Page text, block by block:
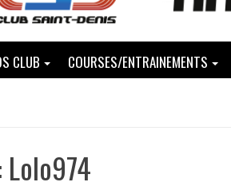
CLUB COURSES/ENTRAINEMENTS
Lolo974